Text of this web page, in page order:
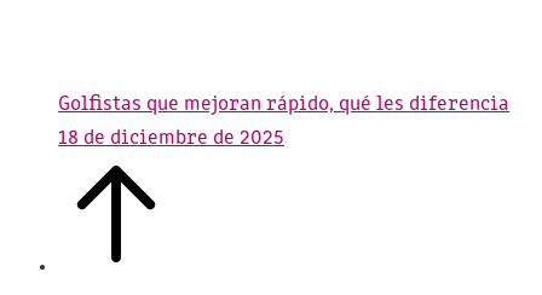
Golfistas que mejoran rápido, qué les diferencia
18 de diciembre de 2025